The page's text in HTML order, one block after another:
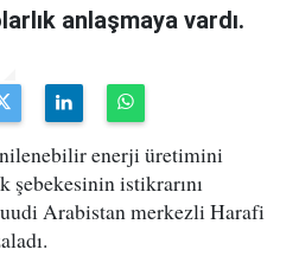
anlaşmaya vardı.
enerji üretimini
şebekesinin istikrarını
Arabistan merkezli Harafi